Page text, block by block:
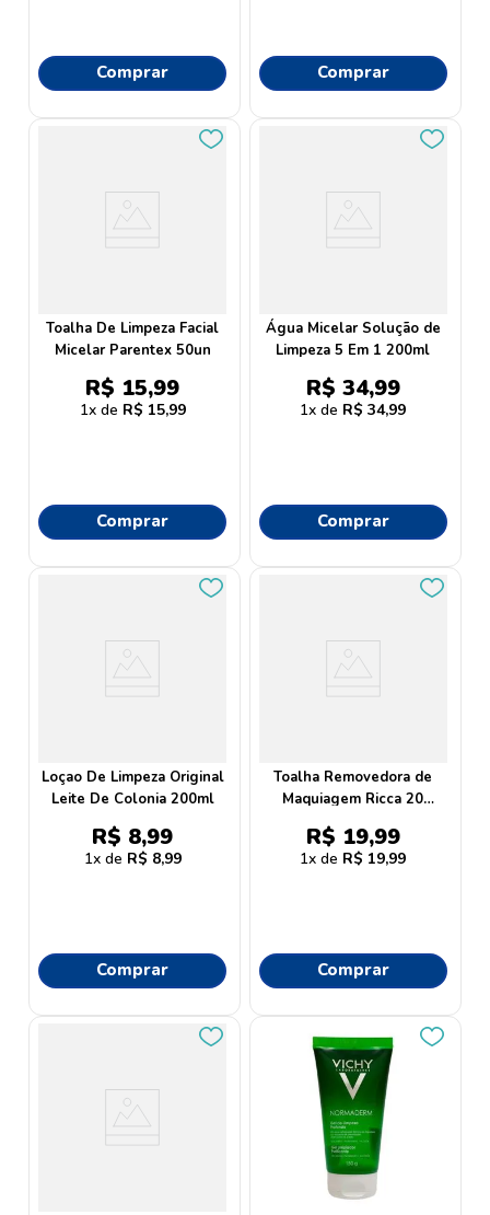
Comprar Comprar
Toalha De Limpeza Facial
Micelar Parentex 50un
R$ 15,99
1 R$ 15,99
Comprar
Água Micelar Solução de
Limpeza 5 Em 1 200ml
R$ 34,99
1 R$ 34,99
Comprar
Loçao De Limpeza Original
Leite De Colonia 200ml
R$ 8,99
1 R$ 8,99
Comprar
Toalha Removedora de
Maquiagem Ricca 20
Unidades
R$ 19,99
1 R$ 19,99
Comprar